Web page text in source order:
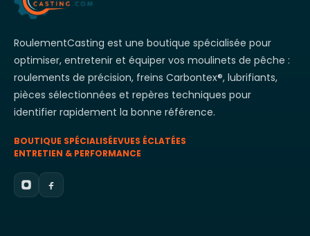
RoulementCasting est une boutique spécialisée pour
optimiser, entretenir et équiper vos moulinets de pêche :
roulements de précision, freins Carbontex®, lubrifiants,
pièces sélectionnées et repères techniques pour
identifier rapidement la bonne référence.
BOUTIQUE SPÉCIALISÉEVUES ÉCLATÉES
ENTRETIEN & PERFORMANCE